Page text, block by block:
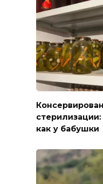
как у бабушки